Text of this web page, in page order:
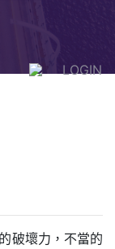
LOGIN
破壞力，不當的